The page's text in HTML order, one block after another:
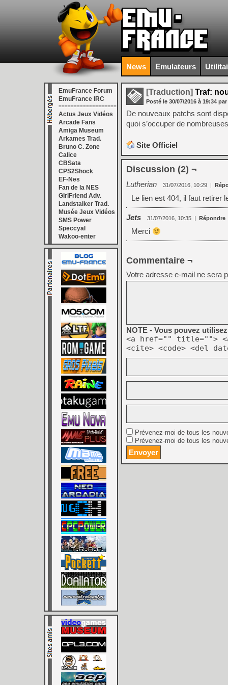
News Emulateurs
EmuFrance Forum
EmuFrance IRC
===================
Actus Jeux Vidéos
Arcade Fans
Amiga Museum
Arkames Trad.
Bruno C. Zone
Calice
CBSata
CPS2Shock
EF-Nes
Fan de la NES
GirlFriend Adv.
Landstalker Trad.
Musée Jeux Vidéos
SMS Power
Speccyal
Wakoo-enter
[Traduction] Traf:
Posté le 30/07/2016 à 19:34 par
De nouveaux patchs sont
quoi s’occuper de
Site Officiel
Discussion (2) ¬
Lutherian 31/07/2016, 10:29 |
Le lien est 404, il faut retirer
Jets 31/07/2016, 10:35 | Répondre
Merci
Commentaire ¬
Votre adresse e-mail ne sera
NOTE - Vous pouvez
<a href="" title="">
<cite> <code> <del
Prévenez-moi de tous les
Prévenez-moi de tous les